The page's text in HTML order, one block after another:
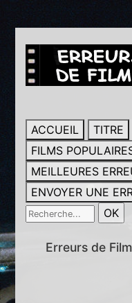
ACCUEIL TITRE
FILMS
MEILLEURES
ENVOYER UNE
Erreurs de